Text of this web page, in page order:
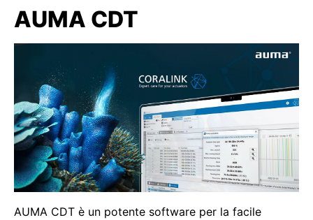
AUMA CDT
AUMA CDT è un potente software per la facile